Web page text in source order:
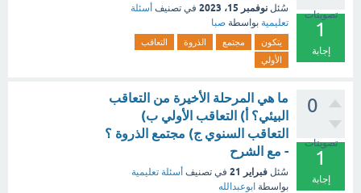
تصويتات
1
إجابة
سُئل نوفمبر 15، 2023 في تصنيف أسئلة
تعليمية بواسطة صبا
يتكون مجتمع الذروة
التعاقب
الأولي
0
تصويتات
1
إجابة
ما هي المرحلة الأخيرة من التعاقب
البيئي؟ أ) التعاقب الأولي ب)
التعاقب السنوي ج) مجتمع الذروة ؟
- مع الشرح
سُئل فبراير 21 في تصنيف أسئلة تعليمية
بواسطة ابوعبدالله